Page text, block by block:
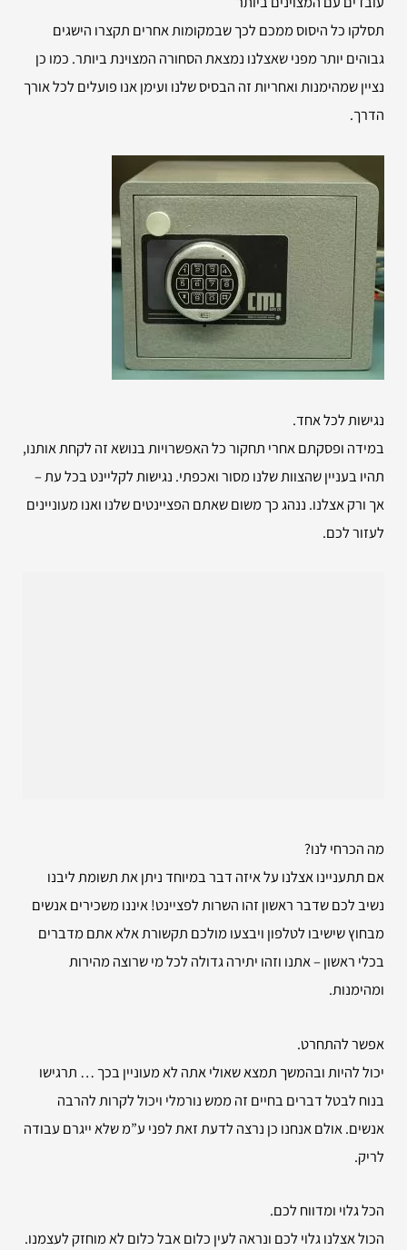
תסלקו כל היסוס ממכם לכך שבמקומות אחרים תקצרו הישגים
גבוהים יותר מפני שאצלנו נמצאת הסחורה המצוינת ביותר. כמו כן
נציין שמהימנות ואחריות זה הבסיס שלנו ועימן אנו פועלים לכל אורך
הדרך.
נגישות לכל אחד.
במידה ופסקתם אחרי תחקור כל האפשרויות בנושא זה לקחת אותנו,
תהיו בעניין שהצוות שלנו מסור ואכפתי. נגישות לקליינט בכל עת –
אך ורק אצלנו. ננהג כך משום שאתם הפציינטים שלנו ואנו מעוניינים
לעזור לכם.
מה הכרחי לנו?
אם תתעניינו אצלנו על איזה דבר במיוחד ניתן את תשומת ליבנו
נשיב לכם שדבר ראשון זהו השרות לפציינט! איננו משכירים אנשים
מבחוץ שישיבו לטלפון ויבצעו מולכם תקשורת אלא אתם מדברים
בכלי ראשון – אתנו וזהו יתירה גדולה לכל מי שרוצה מהירות
ומהימנות.
אפשר להתחרט.
יכול להיות ובהמשך תמצא שאולי אתה לא מעוניין בכך … תרגישו
בנוח לבטל דברים בחיים זה ממש נורמלי ויכול לקרות להרבה
אנשים. אולם אנחנו כן נרצה לדעת זאת לפני ע”מ שלא ייגרם עבודה
לריק.
הכל גלוי ומדווח לכם.
הכול אצלנו גלוי לכם ונראה לעין כלום אבל כלום לא מוחזק לעצמנו.